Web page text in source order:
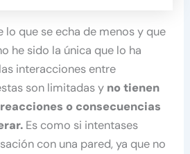
lo que se echa de menos y que
he sido la única que lo ha
interacciones entre
son limitadas y no tienen
o consecuencias
Es como si intentases
con una pared, ya que no